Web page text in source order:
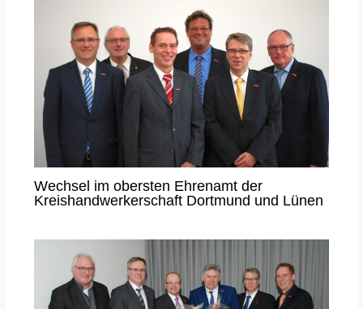
Wechsel im obersten Ehrenamt der
Kreishandwerkerschaft Dortmund und Lünen